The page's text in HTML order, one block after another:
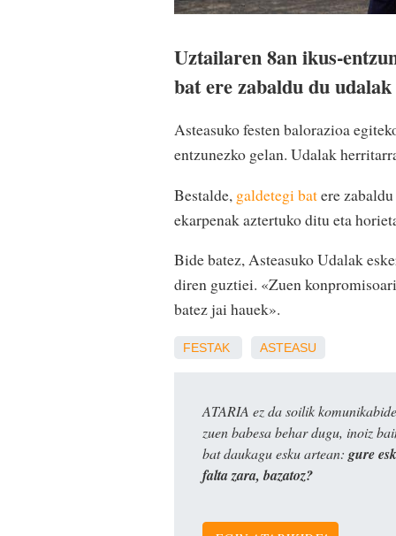
Uztailaren 8an ikus-
bat ere zabaldu du
Asteasuko festen balorazioa
entzunezko gelan. Udalak
Bestalde, galdetegi batere
ekarpenak aztertuko ditu eta
Bide batez, Asteasuko Udalak
diren guztiei. «Zuen
batez jai hauek».
FESTAK ASTEASU
ATARIA ez da soilik
zuen babesa behar dugu, inoiz
bat daukagu esku artean: gure
falta zara, bazatoz?